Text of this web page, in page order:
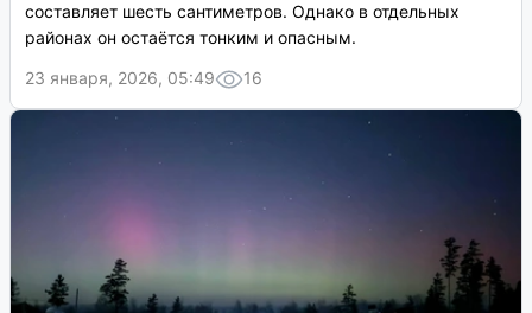
составляет шесть сантиметров. Однако в отдельных
районах он остаётся тонким и опасным.
23 января, 2026, 05:49
16